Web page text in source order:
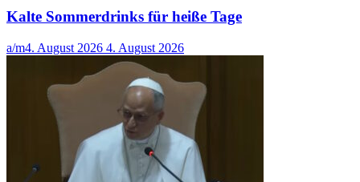
Kalte Sommerdrinks für heiße Tage
a/m4. August 2026 4. August 2026